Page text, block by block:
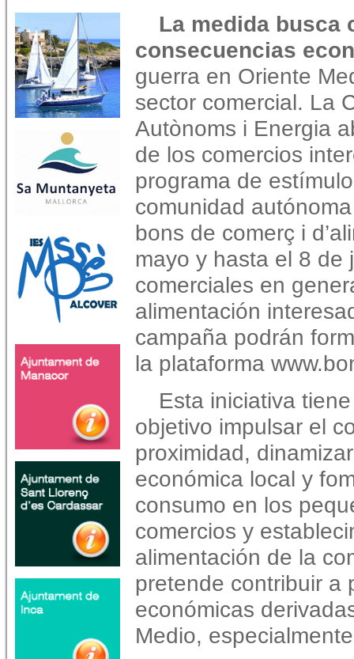
La medida busca
consecuencias
guerra en Oriente
sector comercial. La
Autònoms i Energia
de los comercios
programa de
comunidad
bons de comerç i
mayo y hasta el 8 de
comerciales en
alimentación
campaña podrán
la plataforma
Esta iniciativa
objetivo impulsar el
proximidad,
económica local y
consumo en los
comercios y
alimentación de la
pretende contribuir a
económicas
Medio,